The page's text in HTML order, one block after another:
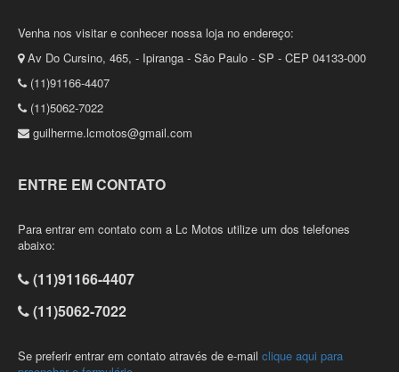
Venha nos visitar e conhecer nossa loja no endereço:
Av Do Cursino, 465, - Ipiranga - São Paulo - SP - CEP 04133-000
(11)91166-4407
(11)5062-7022
guilherme.lcmotos@gmail.com
ENTRE EM CONTATO
Para entrar em contato com a Lc Motos utilize um dos telefones
abaixo:
(11)91166-4407
(11)5062-7022
Se preferir entrar em contato através de e-mail clique aqui para